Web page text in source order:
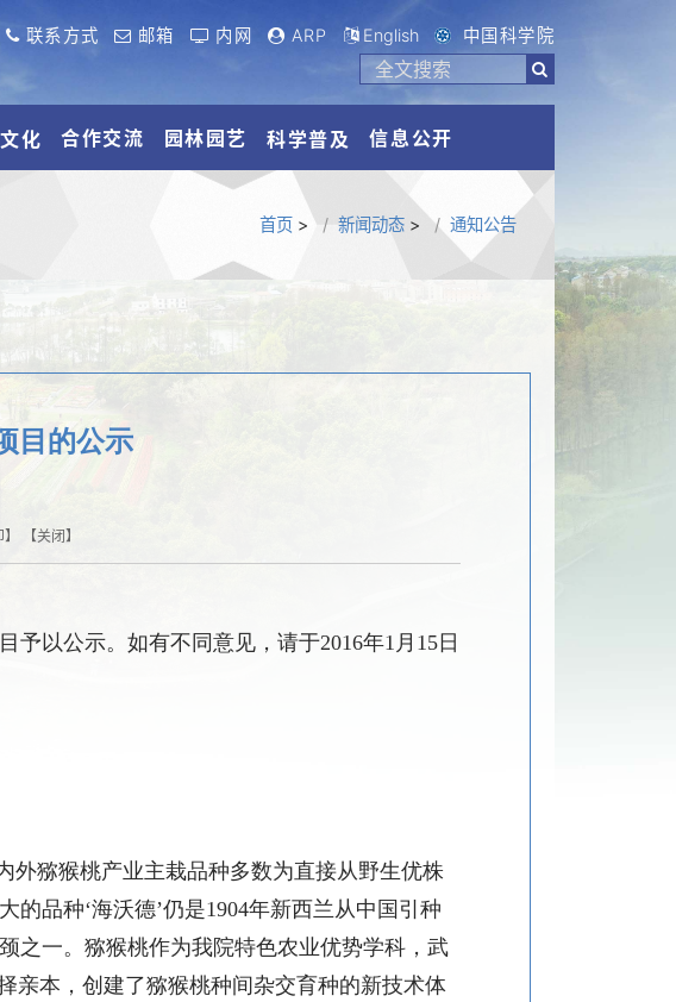
联系方式 邮箱 内网 ARP English 中国科学院
化 合作交流 园林园艺 科学普及 信息公开
首页> 新闻动态> 通知公告
目的公示
】 【关闭】
予以公示。如有不同意见，请于2016年1 月 15日
外猕猴桃产业主栽品种多数为直接从野生优株
的品种‘海沃德’仍是1904年新西兰从中国引种
之一。猕猴桃作为我院特色农业优势学科，武
亲本，创建了猕猴桃种间杂交育种的新技术体